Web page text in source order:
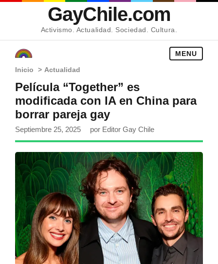
GayChile.com
Activismo. Actualidad. Sociedad. Cultura.
MENU
Inicio > Actualidad
Película “Together” es
modificada con IA en China para
borrar pareja gay
Septiembre 25, 2025 por Editor Gay Chile